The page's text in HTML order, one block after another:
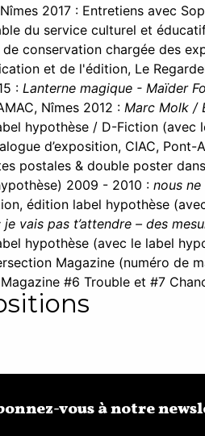
2017 : Entretiens avec
du service culturel et
conservation chargée des
et de l'édition, Le
: Lanterne magique - Maïder
Nîmes 2012 : Marc Molk /
hypothèse / D-Fiction (avec
d’exposition, CIAC,
postales & double poster
2009 - 2010 : nous
édition label hypothèse
vais pas t’attendre – des
hypothèse (avec le label
Magazine (numéro de
#6 Trouble et #7
vous à notre